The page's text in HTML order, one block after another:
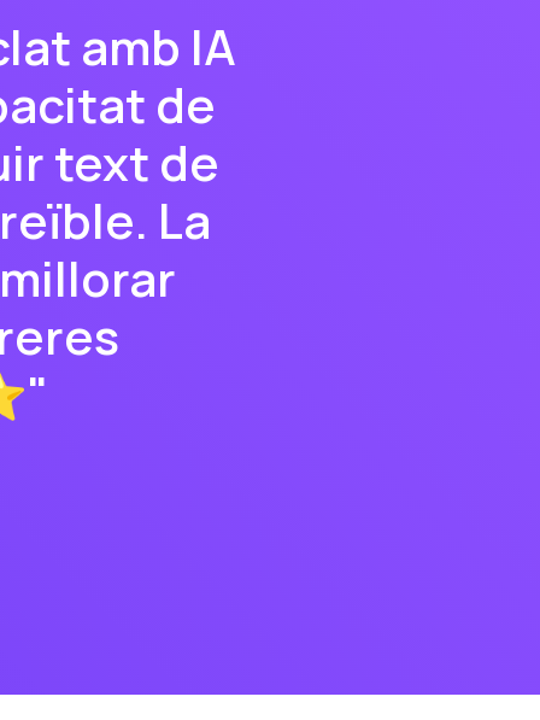
amb IA
de
text de
La